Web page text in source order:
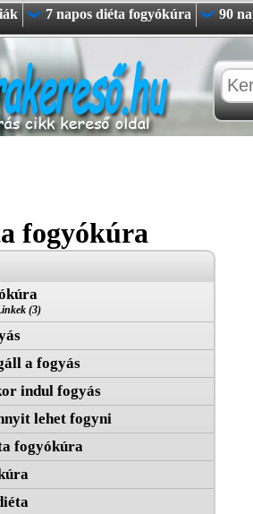
7 napos diéta fogyókúra 90
fogyókúra
(3)
a fogyás
indul fogyás
lehet fogyni
fogyókúra